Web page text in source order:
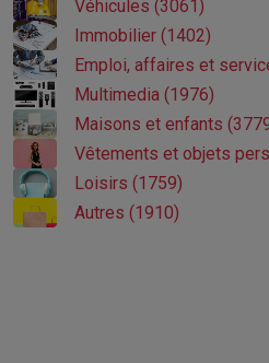
Véhicules (3061)
Immobilier (1402)
Emploi, affaires et
Multimedia (1976)
Maisons et enfants
Vêtements et objets
Loisirs (1759)
Autres (1910)